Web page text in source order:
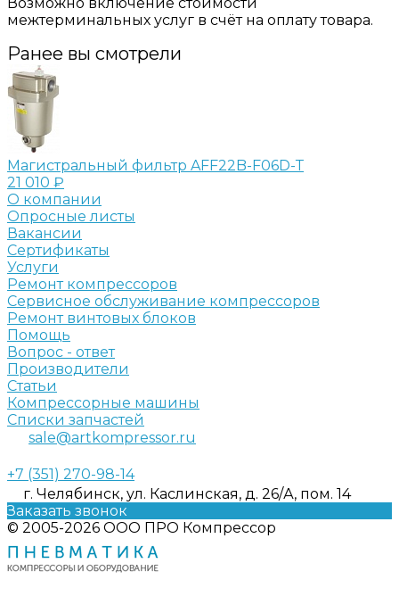
межтерминальных услуг в счёт на оплату товара.
Ранее вы смотрели
Магистральный фильтр AFF22B-F06D-Т
21 010 ₽
О компании
Опросные листы
Вакансии
Сертификаты
Услуги
Ремонт компрессоров
Сервисное обслуживание компрессоров
Ремонт винтовых блоков
Помощь
Вопрос - ответ
Производители
Статьи
Компрессорные машины
Списки запчастей
sale@artkompressor.ru
+7 (351) 270-98-14
г. Челябинск, ул. Каслинская, д. 26/А, пом. 14
Заказать звонок
© 2005-2026 ООО ПРО Компрессор